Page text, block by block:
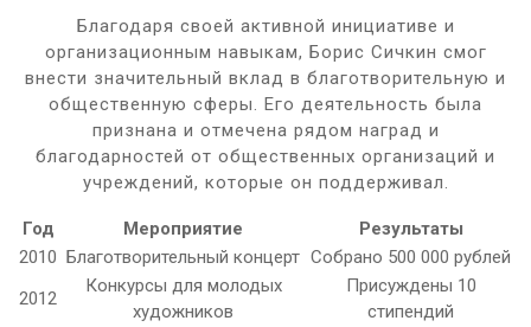
Благодаря своей активной инициативе и
организационным навыкам, Борис Сичкин смог
внести значительный вклад в благотворительную и
общественную сферы. Его деятельность была
признана и отмечена рядом наград и
благодарностей от общественных организаций и
учреждений, которые он поддерживал.
Год Мероприятие
Результаты
2010 Благотворительный концерт Собрано 500 000 рублей
2012
Конкурсы для молодых
художников
Присуждены 10
стипендий